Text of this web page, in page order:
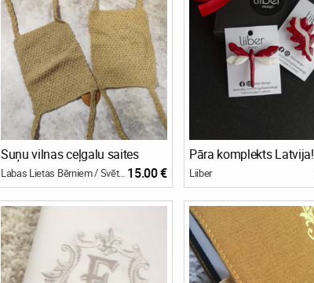
Suņu vilnas ceļgalu saites
Labas Lietas Bērniem / Svētku bode 15.00 €
Pāra komplekts Latvija!
Liiber